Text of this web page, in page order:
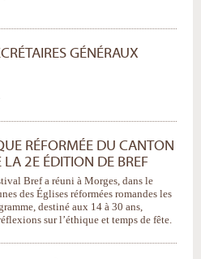
GÉNÉRAUX
RÉFORMÉE DU CANTON
2E ÉDITION DE BREF
Bref a réuni à Morges, dans le
des Églises réformées romandes les
destiné aux 14 à 30 ans,
sur l’éthique et temps de fête.